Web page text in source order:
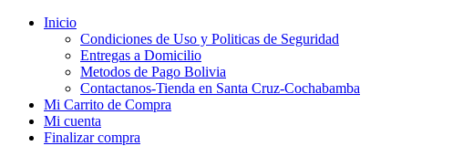
Inicio
Condiciones de Uso y Politicas de Seguridad
Entregas a Domicilio
Metodos de Pago Bolivia
Contactanos-Tienda en Santa Cruz-Cochabamba
Mi Carrito de Compra
Mi cuenta
Finalizar compra